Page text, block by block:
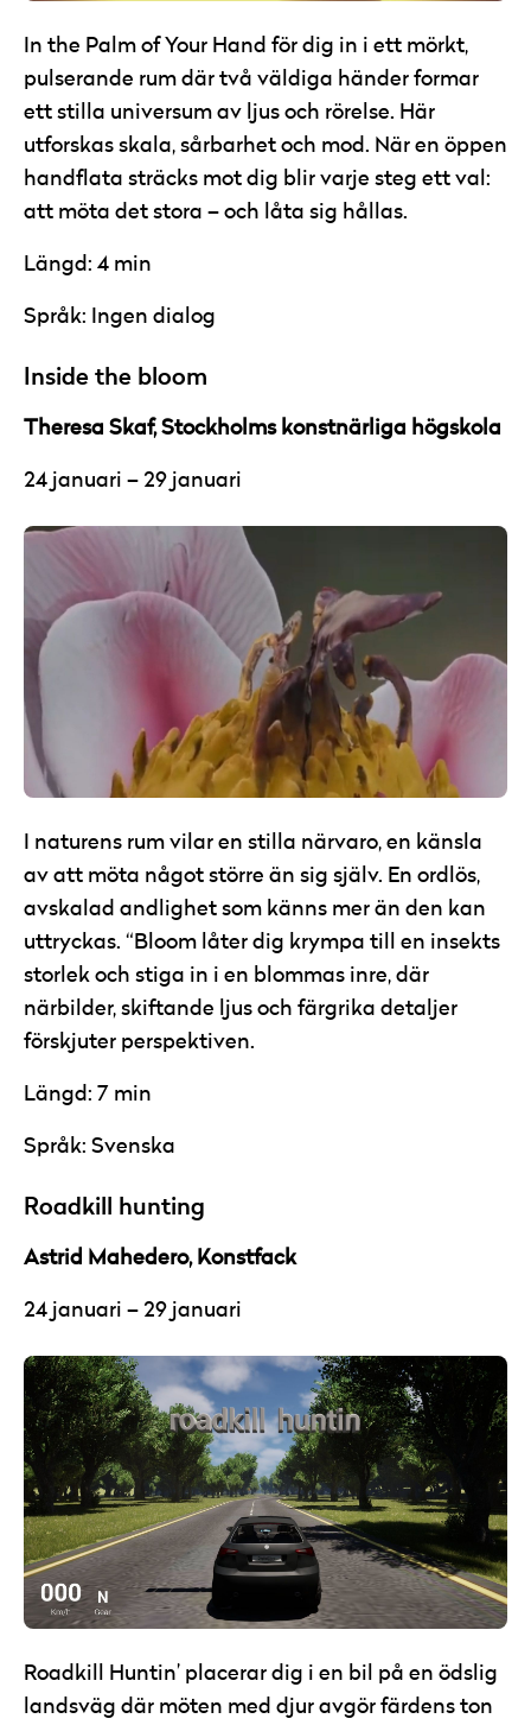
In the Palm of Your Hand för dig in i ett mörkt,
pulserande rum där två väldiga händer formar
ett stilla universum av ljus och rörelse. Här
utforskas skala, sårbarhet och mod. När en öppen
handflata sträcks mot dig blir varje steg ett val:
att möta det stora – och låta sig hållas.
Längd: 4 min
Språk: Ingen dialog
Inside the bloom
Theresa Skaf, Stockholms konstnärliga högskola
24 januari – 29 januari
I naturens rum vilar en stilla närvaro, en känsla
av att möta något större än sig själv. En ordlös,
avskalad andlighet som känns mer än den kan
uttryckas. “Bloom låter dig krympa till en insekts
storlek och stiga in i en blommas inre, där
närbilder, skiftande ljus och färgrika detaljer
förskjuter perspektiven.
Längd: 7 min
Språk: Svenska
Roadkill hunting
Astrid Mahedero, Konstfack
24 januari – 29 januari
Roadkill Huntin’ placerar dig i en bil på en ödslig
landsväg där möten med djur avgör färdens ton